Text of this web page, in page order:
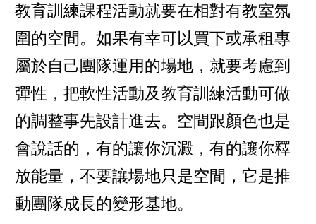
教育訓練課程活動就要在相對有教室氛
圍的空間。如果有幸可以買下或承租專
屬於自己團隊運用的場地，就要考慮到
彈性，把軟性活動及教育訓練活動可做
的調整事先設計進去。空間跟顏色也是
會說話的，有的讓你沉澱，有的讓你釋
放能量，不要讓場地只是空間，它是推
動團隊成長的變形基地。